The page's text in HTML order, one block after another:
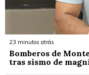
23 minutos atrás
Bomberos de
tras sismo de